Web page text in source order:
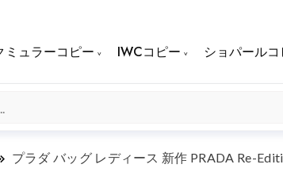
ミュラーコピー IWCコピー ショパール
プラダ バッグ レディース 新作 PRADA Re-